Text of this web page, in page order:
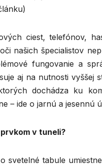
ciest, telefónov,
našich špecialistov
fungovanie a
aj na nutnosti vyššej
dochádza ku
– ide o jarnú a jesennú
v tuneli?
svetelné tabule